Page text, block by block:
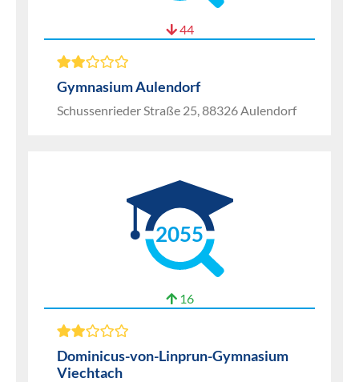
44
Gymnasium Aulendorf
Schussenrieder Straße 25, 88326 Aulendorf
2055
16
Dominicus-von-Linprun-Gymnasium
Viechtach